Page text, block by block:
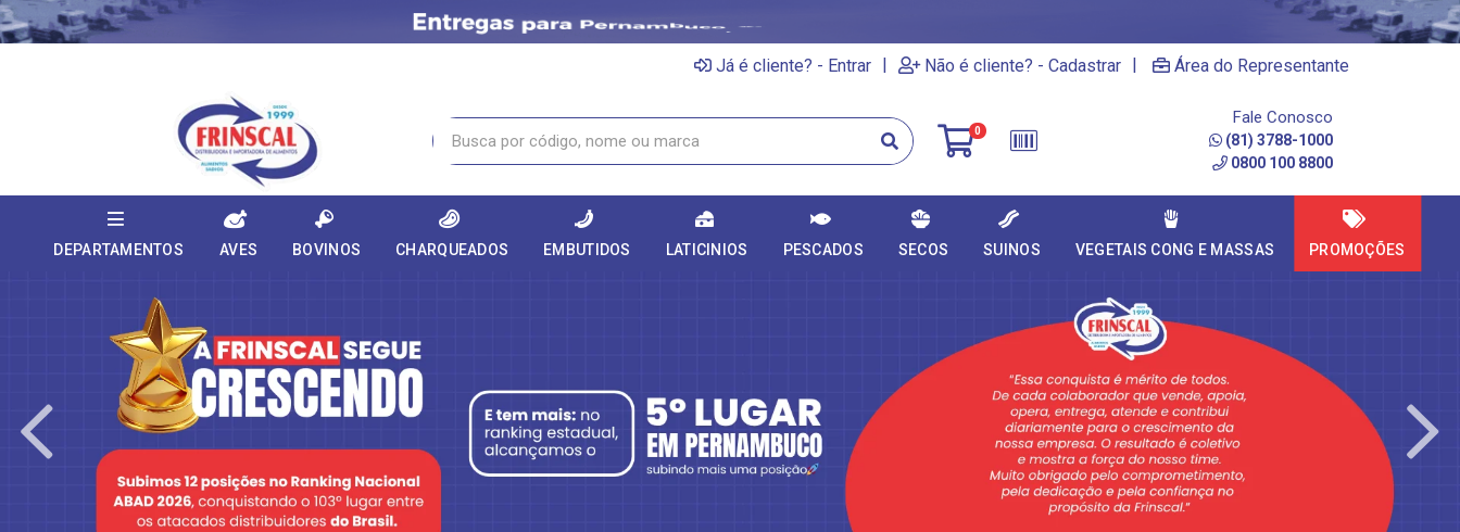
Já é cliente? - Entrar | Não é cliente? - Cadastrar | Área do Representante
0
Fale Conosco
(81) 3788-1000
0800 100 8800
DEPARTAMENTOS AVES BOVINOS CHARQUEADOS EMBUTIDOS LATICINIOS PESCADOS SECOS SUINOS VEGETAIS CONG E MASSAS PROMOÇÕES